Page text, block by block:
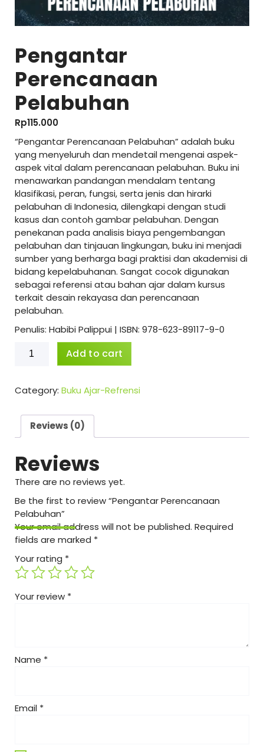
Pengantar
Perencanaan
Pelabuhan
Rp115.000
“Pengantar Perencanaan Pelabuhan” adalah buku
yang menyeluruh dan mendetail mengenai aspek-
aspek vital dalam perencanaan pelabuhan. Buku ini
menawarkan pandangan mendalam tentang
klasifikasi, peran, fungsi, serta jenis dan hirarki
pelabuhan di Indonesia, dilengkapi dengan studi
kasus dan contoh gambar pelabuhan. Dengan
penekanan pada analisis biaya pengembangan
pelabuhan dan tinjauan lingkungan, buku ini menjadi
sumber yang berharga bagi praktisi dan akademisi di
bidang kepelabuhanan. Sangat cocok digunakan
sebagai referensi atau bahan ajar dalam kursus
terkait desain rekayasa dan perencanaan
pelabuhan.
Penulis: Habibi Palippui | ISBN: 978-623-89117-9-0
Pengantar
Perencanaan
quantity
Add to cart
Category: Buku Ajar-Refrensi
Reviews (0)
Reviews
There are no reviews yet.
Be the first to review “Pengantar Perencanaan
Pelabuhan”
Your email address will not be published. Required
fields are marked *
Your rating *
Your review *
Name *
Email *